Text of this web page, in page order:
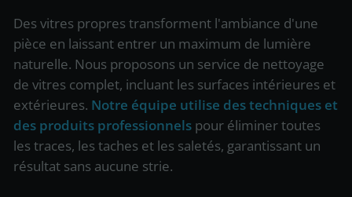
Des vitres propres transforment l'ambiance d'une
pièce en laissant entrer un maximum de lumière
naturelle. Nous proposons un service de nettoyage
de vitres complet, incluant les surfaces intérieures et
extérieures. Notre équipe utilise des techniques et
des produits professionnels pour éliminer toutes
les traces, les taches et les saletés, garantissant un
résultat sans aucune strie.